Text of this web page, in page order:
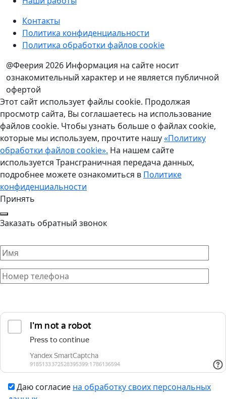
Контакты
Политика конфиденциальности
Политика обработки файлов cookie
@Феерия 2026 Информация на сайте носит
ознакомительный характер и не является публичной
офертой
Этот сайт использует файлы cookie. Продолжая
просмотр сайта, Вы соглашаетесь на использование
файлов cookie. Чтобы узнать больше о файлах cookie,
которые мы используем, прочтите нашу«Политику
обработки файлов cookie». На нашем сайте
используется Трансграничная передача данных,
подробнее можете ознакомиться в Политике
конфиденциальности
Принять
Заказать обратный звонок
Даю согласие на обработку своих персональных